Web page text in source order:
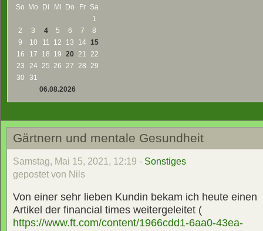
So Mo Di Mi Do Fr
Sa
1
2
3 4 5 6 7
8
9
10 11 12 13 14 15
16
17 18 19 20 21 22
23
24 25 26 27 28 29
30
31
06.08.2026
Gärtnern und mentale Gesundheit
Samstag, Mai 15, 2021, 12:19 - Sonstiges
gepostet von Nils
Von einer sehr lieben Kundin bekam ich heute einen
Artikel der financial times weitergeleitet (
https://www.ft.com/content/1966cdd1-6aa0-43ea-